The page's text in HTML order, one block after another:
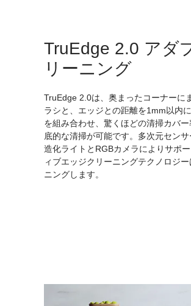
TruEdge 2.0 アダ
リーニング
TruEdge 2.0は、奥まったコーナーに
ラシと、エッジとの距離を1mm以内
を組み合わせ、驚くほどの清掃カバ
底的な清掃が可能です。多次元セン
造化ライトとRGBカメラによりサポ
ィブエッジクリーニングテクノロジ
ニングします。